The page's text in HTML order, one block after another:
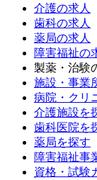
介護の求人
歯科の求人
薬局の求人
障害福祉の
製薬・治験
施設・事業
病院・クリ
介護施設を
歯科医院を
薬局を探す
障害福祉事
資格・試験